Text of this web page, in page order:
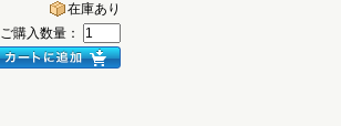
在庫あり
ご購入数量：